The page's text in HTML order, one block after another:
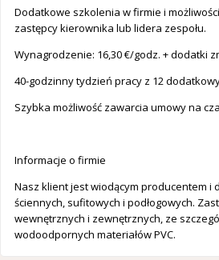
Dodatkowe szkolenia w firmie i
zastępcy kierownika lub lidera zespołu.
Wynagrodzenie: 16,30 €/godz. + dodatki
40-godzinny tydzień pracy z 12
Szybka możliwość zawarcia umowy na
Informacje o firmie
Nasz klient jest wiodącym producentem i
ściennych, sufitowych i podłogowych.
wewnętrznych i zewnętrznych, ze
wodoodpornych materiałów PVC.